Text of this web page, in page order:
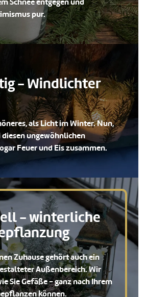
pur.
- Windlichter
als Licht im Winter. Nun,
ungewöhnlichen
Feuer und Eis zusammen.
- winterliche
Zuhause gehört auch ein
Außenbereich. Wir
Sie Gefäße - ganz nach Ihrem
können.